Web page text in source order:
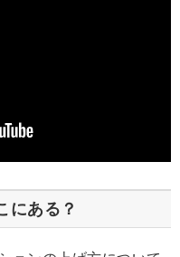
にある？